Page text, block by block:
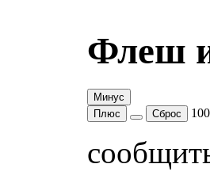
Флеш
Минус
Плюс
Сброс